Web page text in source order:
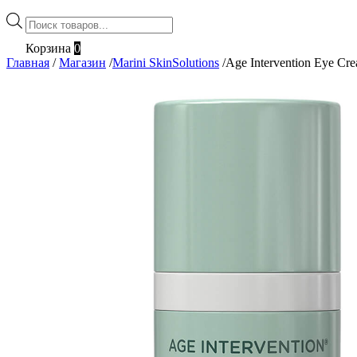
Поиск
товаров
Корзина 0
Главная / Магазин /Marini SkinSolutions /Age Intervention Eye